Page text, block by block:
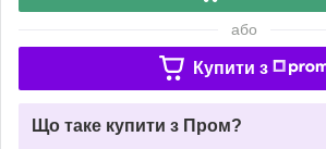
або
Купити з
Що таке купити з Пром?